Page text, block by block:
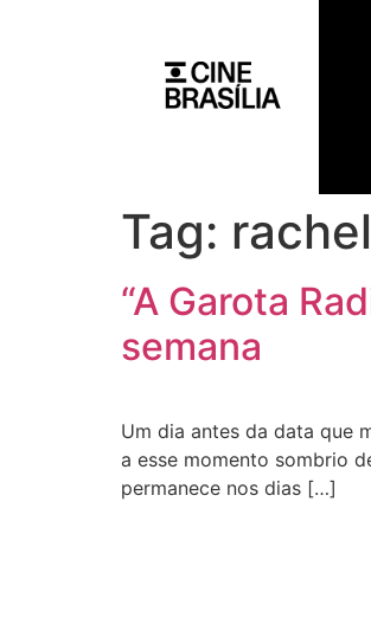
Tag: rachel
“A Garota
semana
Um dia antes da data que
a esse momento sombrio
permanece nos dias […]